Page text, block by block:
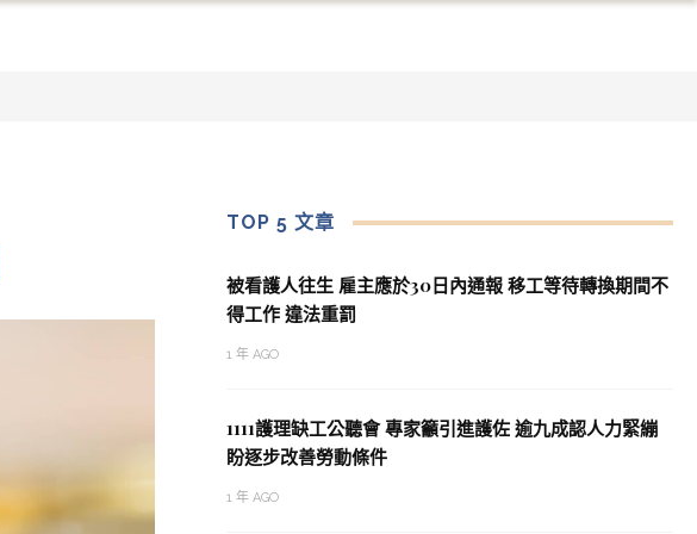
TOP 5 文章
被看護人往生 雇主應於30日內通報 移工等待轉換期間不
得工作 違法重罰
1 年 AGO
1111護理缺工公聽會 專家籲引進護佐 逾九成認人力緊繃
盼逐步改善勞動條件
1 年 AGO